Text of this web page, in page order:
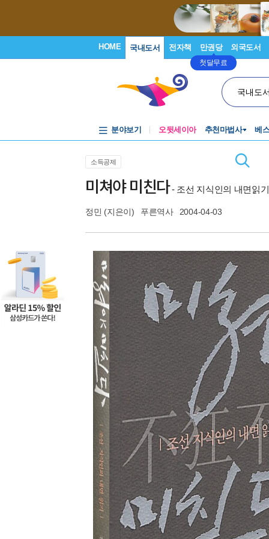
HOME 국내도서 전자책 만권당
첫달무료
외국도서
국내도
분야보기 오뒷세이아 추천마법사 베
소득공제
미쳐야 미친다- 조선 지식인의 내면읽기
정민 (지은이) 푸른역사 2004-04-03